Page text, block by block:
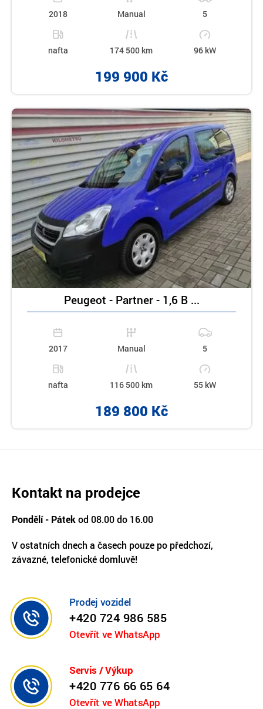
2018 Manual 5
nafta 174 500 km 96 kW
199 900 Kč
Peugeot - Partner - 1,6 B ...
2017 Manual 5
nafta 116 500 km 55 kW
189 800 Kč
Kontakt na prodejce
Pondělí - Pátek od 08.00 do 16.00
V ostatních dnech a časech pouze po předchozí,
závazné, telefonické domluvě!
Prodej vozidel
+420 724 986 585
Otevřít ve WhatsApp
Servis / Výkup
+420 776 66 65 64
Otevřít ve WhatsApp